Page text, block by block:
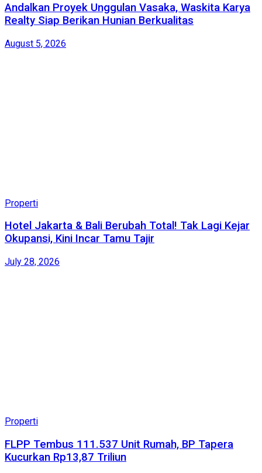
Andalkan Proyek Unggulan Vasaka, Waskita Karya
Realty Siap Berikan Hunian Berkualitas
August 5, 2026
Properti
Hotel Jakarta & Bali Berubah Total! Tak Lagi Kejar
Okupansi, Kini Incar Tamu Tajir
July 28, 2026
Properti
FLPP Tembus 111.537 Unit Rumah, BP Tapera
Kucurkan Rp13,87 Triliun